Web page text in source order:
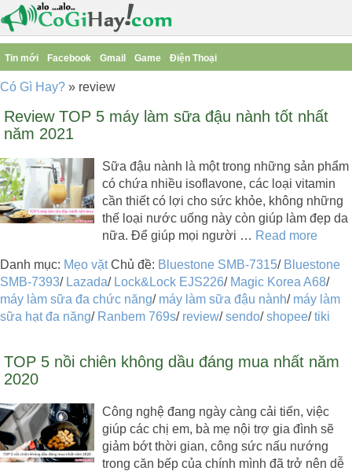
Tin mới Facebook Gmail Game Điện Thoại
Có Gì Hay? » review
Review TOP 5 máy làm sữa đậu nành tốt nhất
năm 2021
Sữa đậu nành là một trong những sản phẩm
có chứa nhiều isoflavone, các loại vitamin
cần thiết có lợi cho sức khỏe, không những
thế loại nước uống này còn giúp làm đẹp da
nữa. Để giúp mọi người … Read more
Danh mục: Mẹo vặt Chủ đề: Bluestone SMB-7315/ Bluestone
SMB-7393/ Lazada/ Lock&Lock EJS226/ Magic Korea A68/
máy làm sữa đa chức năng/ máy làm sữa đậu nành/ máy làm
sữa hạt đa năng/ Ranbem 769s/ review/sendo/shopee/tiki
TOP 5 nồi chiên không dầu đáng mua nhất năm
2020
Công nghệ đang ngày càng cải tiến, việc
giúp các chị em, bà mẹ nội trợ gia đình sẽ
giảm bớt thời gian, công sức nấu nướng
trong căn bếp của chính mình đã trở nên dễ